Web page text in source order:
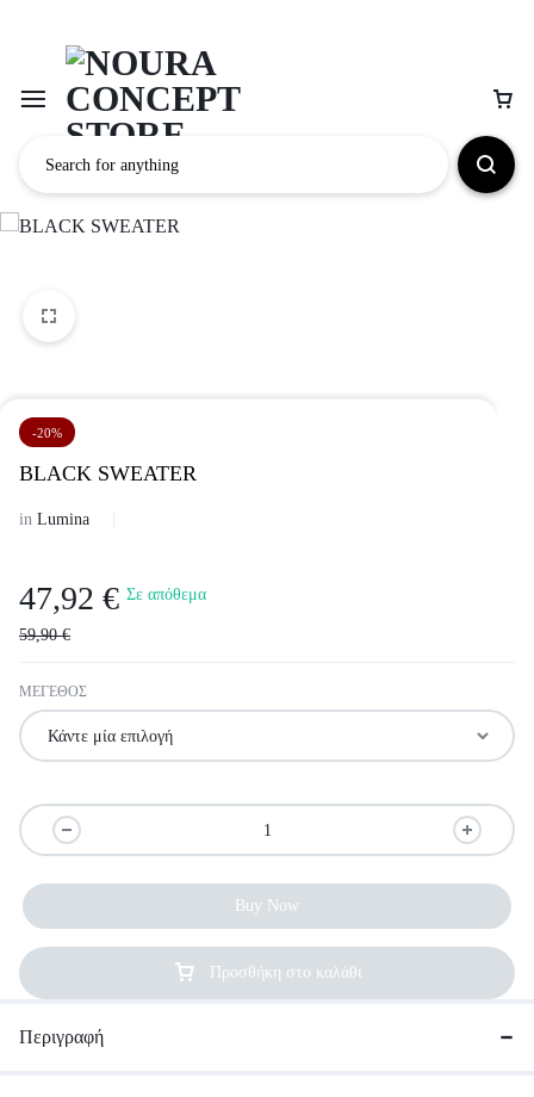
-20%
BLACK SWEATER
in Lumina
47,92 €
59,90€
Σε απόθεμα
ΜΕΓΕΘΟΣ
Προσθήκη στο καλάθι
Buy Now
Περιγραφή